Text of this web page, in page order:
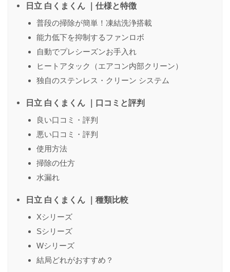
日立 白くまくん ｜仕様と特徴
普段の掃除が簡単！凍結洗浄搭載
能力低下を抑制するファンロボ
自動でプレシーズンお手入れ
ヒートアタック（エアコン内部クリーン）
独自のステンレス・クリーン システム
日立 白くまくん ｜口コミと評判
良い口コミ・評判
悪い口コミ・評判
使用方法
掃除の仕方
水漏れ
日立 白くまくん ｜種類比較
Xシリーズ
Sシリーズ
Wシリーズ
結局どれがおすすめ？